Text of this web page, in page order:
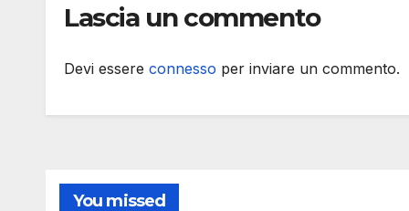
Lascia un commento
Devi essere connesso per inviare un commento.
You missed